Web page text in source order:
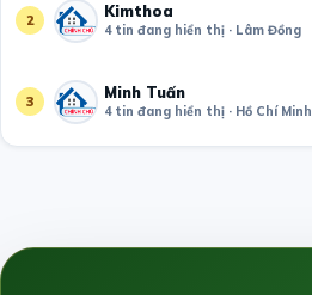
2 Kimthoa
4 tin đang hiển thị · Lâm Đồng
3 Minh Tuấn
4 tin đang hiển thị · Hồ Chí Minh